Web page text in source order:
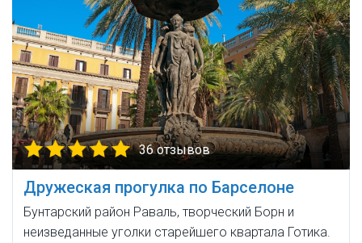
36 отзывов
Дружеская прогулка по Барселоне
Бунтарский район Раваль, творческий Борн и
неизведанные уголки старейшего квартала Готика.